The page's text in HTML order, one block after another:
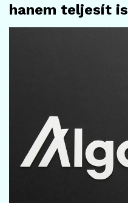
hanem teljesít is